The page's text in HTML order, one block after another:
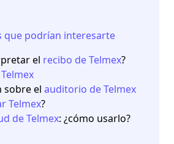
que podrían interesarte
el recibo de Telmex?
sobre el auditorio de Telmex
Telmex?
de Telmex: ¿cómo usarlo?